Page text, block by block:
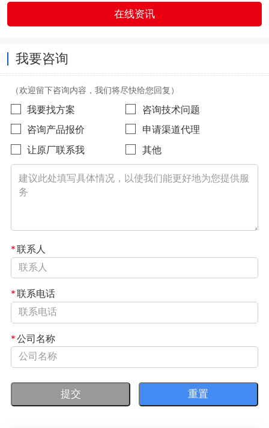
在线资讯
我要咨询
（欢迎留下咨询内容，我们将尽快给您回复）
我要找方案
咨询技术问题
咨询产品报价
申请渠道代理
让原厂联系我
其他
*联系人
*联系电话
*公司名称